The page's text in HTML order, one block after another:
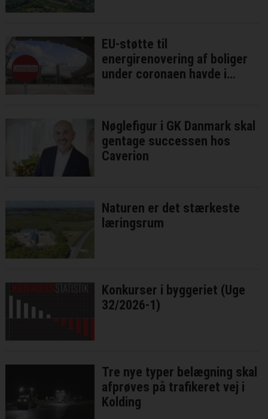
EU-støtte til
energirenovering af boliger
under coronaen havde i
Nøglefigur i GK Danmark skal
gentage successen hos
Caverion
Naturen er det stærkeste
læringsrum
Konkurser i byggeriet (Uge
32/2026-1)
Tre nye typer belægning skal
afprøves på trafikeret vej i
Kolding